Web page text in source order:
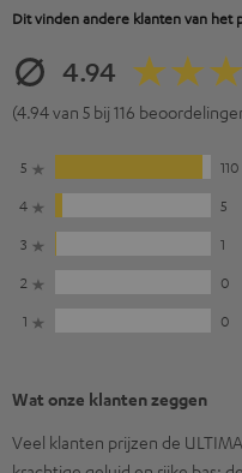
Dit vinden andere klanten van het
4.94
(4.94 van 5 bij 116
5
110
4
5
3
1
2
0
1
0
Wat onze klanten zeggen
Veel klanten prijzen de